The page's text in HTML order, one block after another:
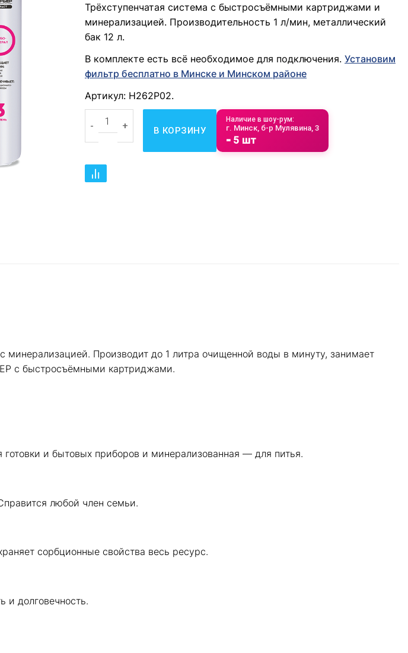
Трёхступенчатая система с быстросъёмными картриджами и
минерализацией. Производительность 1 л/мин, металлический
бак 12 л.
В комплекте есть всё необходимое для подключения. Установим
фильтр бесплатно в Минске и Минском районе
Артикул: Н262Р02.
Количество товара Водоочиститель бытовой обратноосмотический
В КОРЗИНУ
Наличие в шоу-рум:
г. Минск, б-р Мулявина, 3
⁃ 5 шт
минерализацией. Производит до 1 литра очищенной воды в минуту, занимает
с быстросъёмными картриджами.
и бытовых приборов и минерализованная — для питья.
любой член семьи.
сорбционные свойства весь ресурс.
и долговечность.